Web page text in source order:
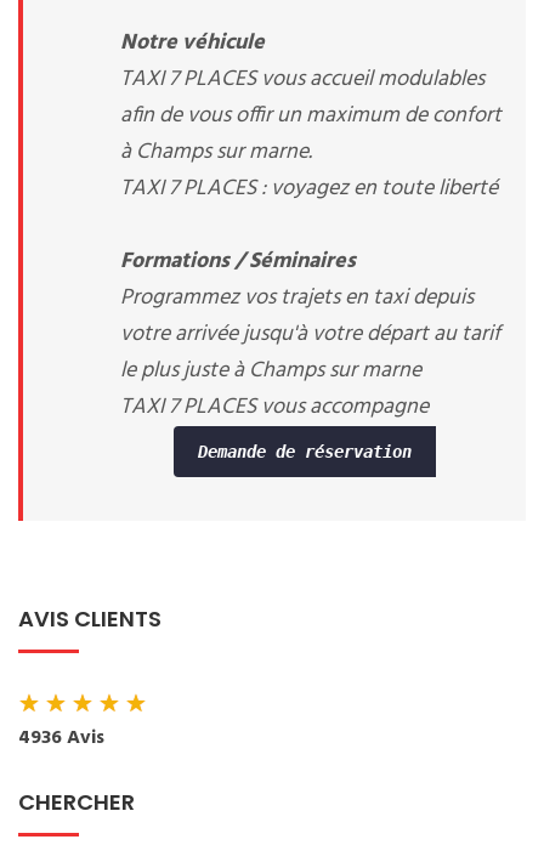
Notre véhicule
TAXI 7 PLACES vous accueil modulables
afin de vous offir un maximum de confort
à Champs sur marne.
TAXI 7 PLACES : voyagez en toute liberté
Formations / Séminaires
Programmez vos trajets en taxi depuis
votre arrivée jusqu'à votre départ au tarif
le plus juste à Champs sur marne
TAXI 7 PLACES vous accompagne
Demande de réservation
AVIS CLIENTS
★★★★★
4936 Avis
CHERCHER